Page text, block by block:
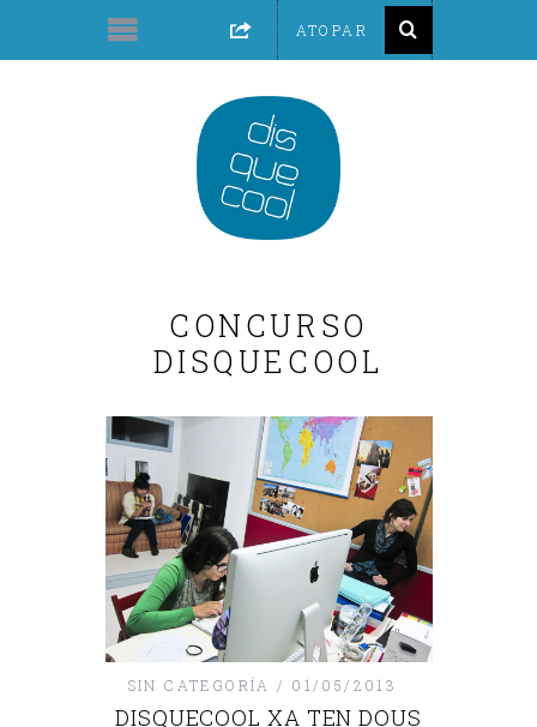
CONCURSO
DISQUECOOL
SIN CATEGORÍA 01/05/2013
DISQUECOOL XA TEN DOUS